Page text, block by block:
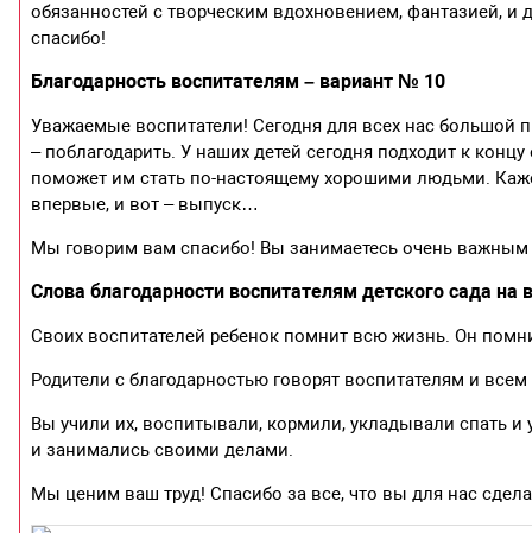
обязанностей с творческим вдохновением, фантазией,
спасибо!
Благодарность воспитателям – вариант № 10
Уважаемые воспитатели! Сегодня для всех нас большой
– поблагодарить. У наших детей сегодня подходит к
поможет им стать по-настоящему хорошими людьми.
впервые, и вот – выпуск…
Мы говорим вам спасибо! Вы занимаетесь очень
Слова благодарности воспитателям детского сада
Своих воспитателей ребенок помнит всю жизнь. Он
Родители с благодарностью говорят воспитателям и
Вы учили их, воспитывали, кормили, укладывали спать
и занимались своими делами.
Мы ценим ваш труд! Спасибо за все, что вы для нас